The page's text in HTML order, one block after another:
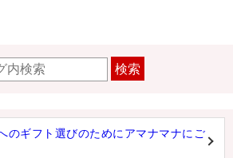
検索
のギフト選びのためにアマナマナにご